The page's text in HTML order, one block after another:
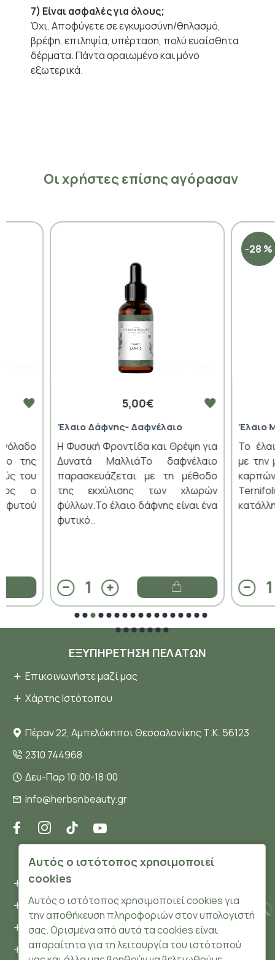
7) Είναι ασφαλές για όλους;
Όχι. Αποφύγετε σε εγκυμοσύνη/θηλασμό,
βρέφη, επιληψία, υπέρταση, πολύ ευαίσθητα
δέρματα. Πάντα αραιωμένο και μόνο
εξωτερικά.
Οι χρήστες επίσης αγόρασαν
της
του
ο
φυτού
5,00€
Έλαιο Δάφνης- Δαφνέλαιο
Η Φυσική Φροντίδα και Θρέψη για
Δυνατά ΜαλλιάΤο δαφνέλαιο
παρασκευάζεται με τη μέθοδο
της εκχύλισης των χλωρών
φύλλων.Το έλαιο δάφνης είναι ένα
φυτικό..
-28 %
Έλαιο
Το
με την
ΕΞΥΠΗΡΈΤΗΣΗ ΠΕΛΑΤΏΝ
Επικοινωνήστε μαζί μας
Χάρτης Ιστότοπου
Πέραν 22, Αμπελόκηποι Θεσσαλονίκης Τ.Κ. 56123
2310 744968
Δευ-Παρ 10:00-18:00
info@herbsnbeauty.gr
ΠΛΗΡΟΦΟΡΊΕΣ
Όροι και συνθήκες
Προσωπικά δεδομένα
Ασφάλεια
Τρόποι Πληρωμής
Αυτός ο ιστότοπος χρησιμοποιεί
cookies
Αυτός ο ιστότοπος χρησιμοποιεί cookies για
την αποθήκευση πληροφοριών στον υπολογιστή
σας. Ορισμένα από αυτά τα cookies είναι
απαραίτητα για τη λειτουργία του ιστότοπού